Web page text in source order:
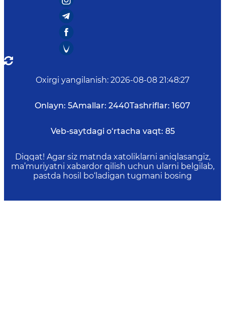
Oxirgi yangilanish: 2026-08-08 21:48:27
Onlayn: 5Amallar: 2440Tashriflar: 1607
Veb-saytdagi o‘rtacha vaqt: 85
Diqqat! Agar siz matnda xatoliklarni aniqlasangiz,
ma’muriyatni xabardor qilish uchun ularni belgilab,
pastda hosil bo‘ladigan tugmani bosing